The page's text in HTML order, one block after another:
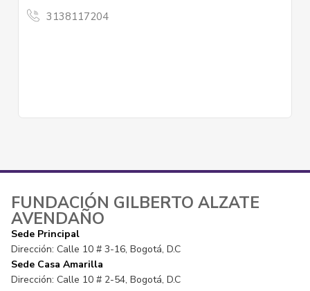
3138117204
FUNDACIÓN GILBERTO ALZATE
AVENDAÑO
Sede Principal
Dirección: Calle 10 # 3-16, Bogotá, D.C
Sede Casa Amarilla
Dirección: Calle 10 # 2-54, Bogotá, D.C